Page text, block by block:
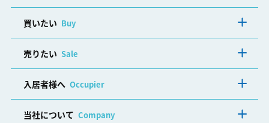
買いたい Buy
売りたい Sale
入居者様へ Occupier
当社について Company